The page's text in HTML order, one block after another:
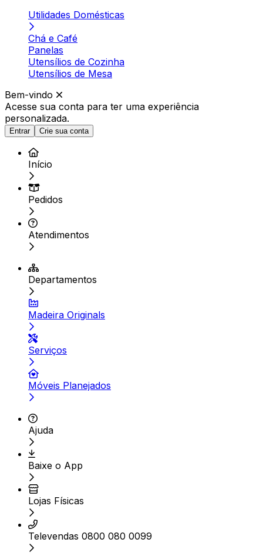
Utilidades Domésticas
Chá e Café
Panelas
Utensílios de Cozinha
Utensílios de Mesa
Bem-vindo
Acesse sua conta para ter uma experiência
personalizada.
Entrar Crie sua conta
Início
Pedidos
Atendimentos
Departamentos
Madeira Originals
Serviços
Móveis Planejados
Ajuda
Baixe o App
Lojas Físicas
Televendas 0800 080 0099